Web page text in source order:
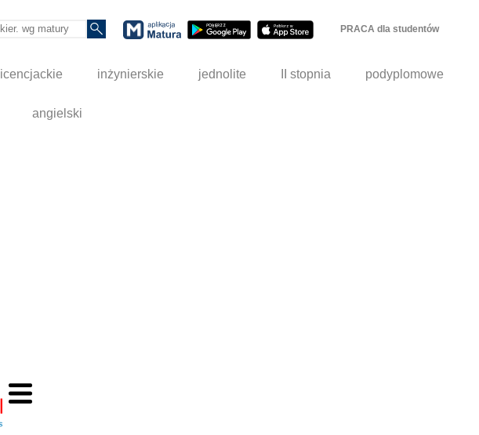
PRACA dla studentów
licencjackie inżynierskie jednolite II stopnia podyplomowe
angielski